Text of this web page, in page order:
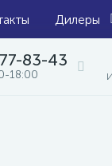
Дилеры
83-43
18:00